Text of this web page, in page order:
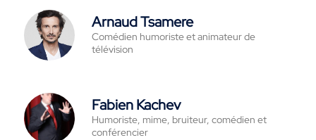
Arnaud Tsamere
Comédien humoriste et animateur de
télévision
Fabien Kachev
Humoriste, mime, bruiteur, comédien et
conférencier